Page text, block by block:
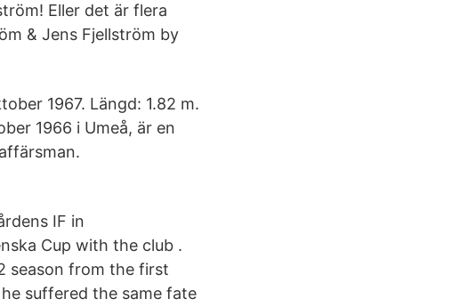
Eller det är flera
& Jens Fjellström by
1967. Längd: 1.82 m.
1966 i Umeå, är en
IF in
Cup with the club .
season from the first
suffered the same fate